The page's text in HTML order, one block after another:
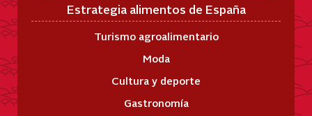
Estrategia alimentos de España
Turismo agroalimentario
Moda
Cultura y deporte
Gastronomía